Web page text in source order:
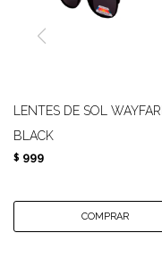
LENTES DE SOL
BLACK
$ 999